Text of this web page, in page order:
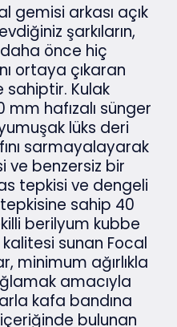
gemisi arkası açık
şarkıların,
önce hiç
ortaya çıkaran
sahiptir. Kulak
hafızalı sünger
lüks deri
sarmayalayarak
ve benzersiz bir
tepkisi ve dengeli
sahip 40
berilyum kubbe
kalitesi sunan Focal
minimum ağırlıkla
amacıyla
kafa bandına
bulunan